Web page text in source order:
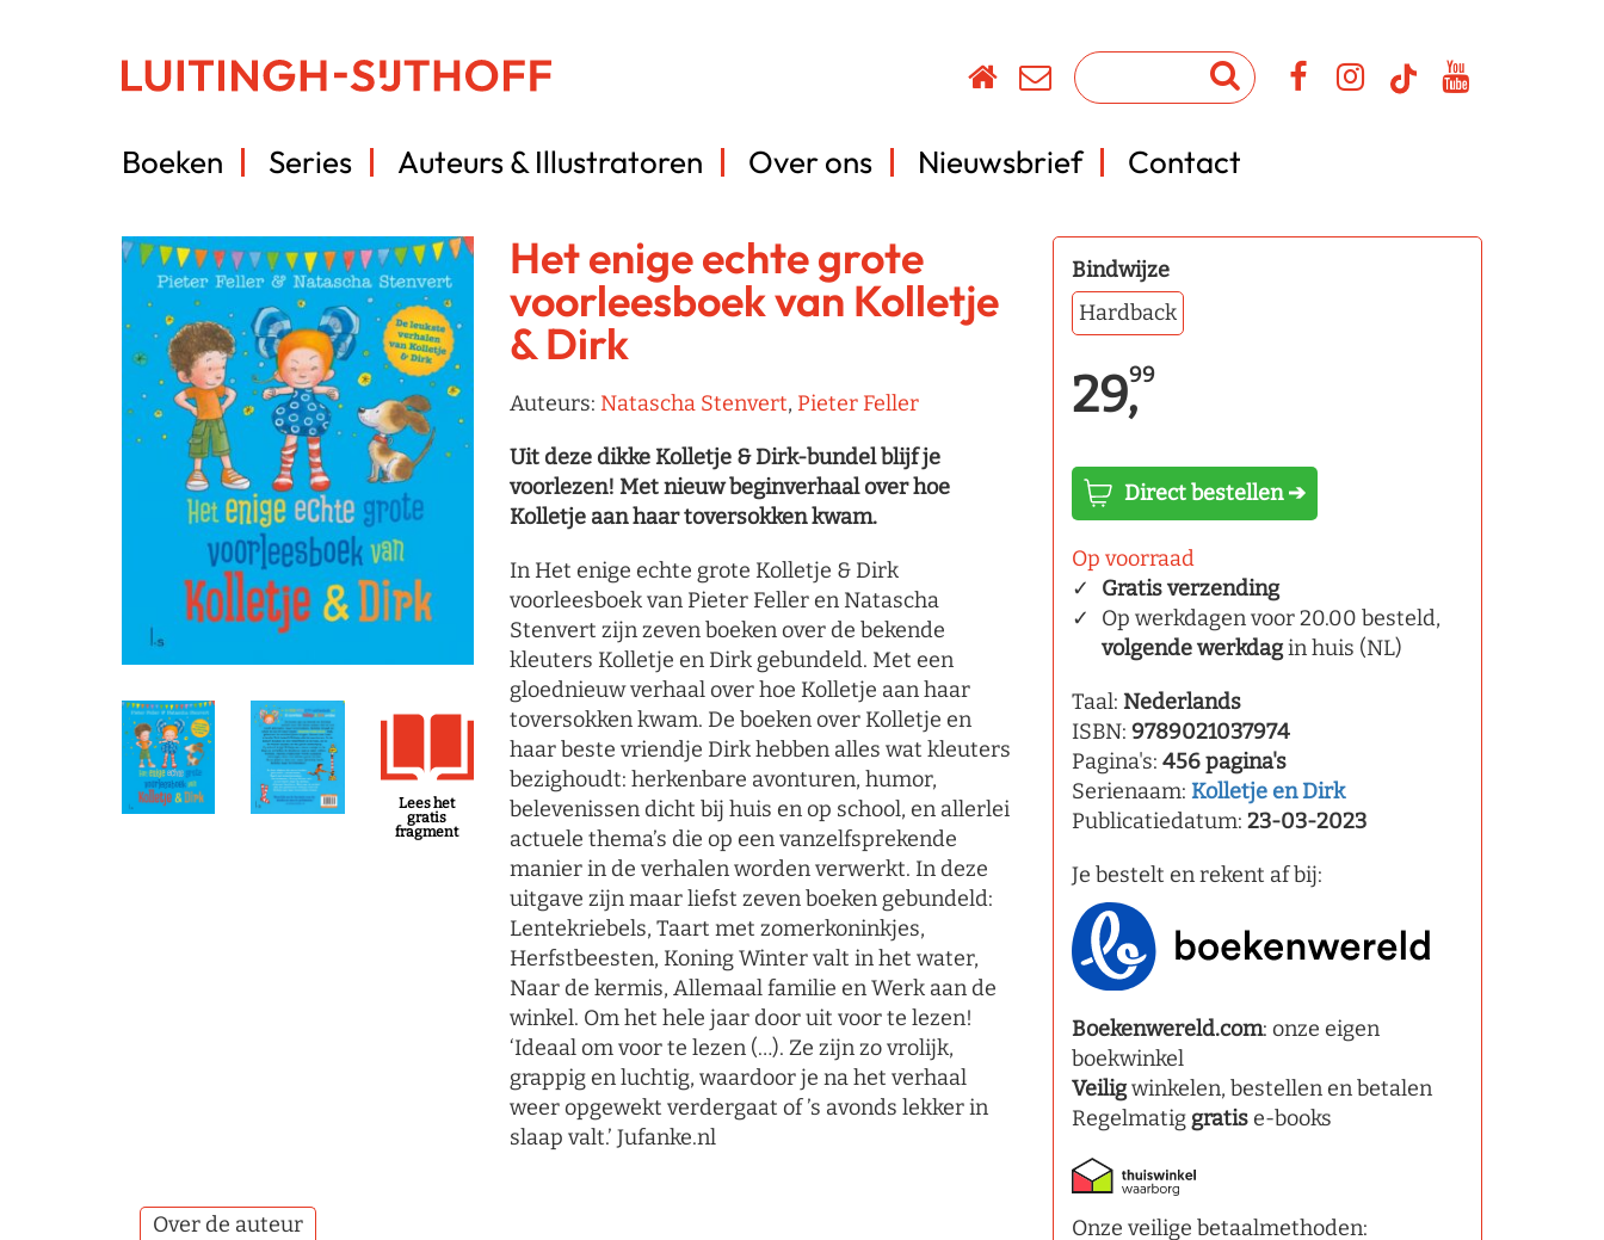
Boeken Series Auteurs & Illustratoren Over ons Nieuwsbrief Contact
Lees het
gratis
fragment
Het enige echte grote
voorleesboek van Kolletje
& Dirk
Auteurs: Natascha Stenvert, Pieter Feller
Uit deze dikke Kolletje & Dirk-bundel blijf je
voorlezen! Met nieuw beginverhaal over hoe
Kolletje aan haar toversokken kwam.
In Het enige echte grote Kolletje & Dirk
voorleesboek van Pieter Feller en Natascha
Stenvert zijn zeven boeken over de bekende
kleuters Kolletje en Dirk gebundeld. Met een
gloednieuw verhaal over hoe Kolletje aan haar
toversokken kwam. De boeken over Kolletje en
haar beste vriendje Dirk hebben alles wat kleuters
bezighoudt: herkenbare avonturen, humor,
belevenissen dicht bij huis en op school, en allerlei
actuele thema’s die op een vanzelfsprekende
manier in de verhalen worden verwerkt. In deze
uitgave zijn maar liefst zeven boeken gebundeld:
Lentekriebels, Taart met zomerkoninkjes,
Herfstbeesten, Koning Winter valt in het water,
Naar de kermis, Allemaal familie en Werk aan de
winkel. Om het hele jaar door uit voor te lezen!
‘Ideaal om voor te lezen (…). Ze zijn zo vrolijk,
grappig en luchtig, waardoor je na het verhaal
weer opgewekt verdergaat of ’s avonds lekker in
slaap valt.’ Jufanke.nl
Over de auteur
Bindwijze
Hardback
29,99
Direct bestellen ➔
Op voorraad
Gratis verzending
Op werkdagen voor 20.00 besteld,
volgende werkdagin huis (NL)
Taal: Nederlands
ISBN: 9789021037974
Pagina's: 456 pagina's
Serienaam: Kolletje en Dirk
Publicatiedatum: 23-03-2023
Je bestelt en rekent af bij:
Boekenwereld.com: onze eigen
boekwinkel
Veiligwinkelen, bestellen en betalen
Regelmatig gratise-books
Onze veilige betaalmethoden: